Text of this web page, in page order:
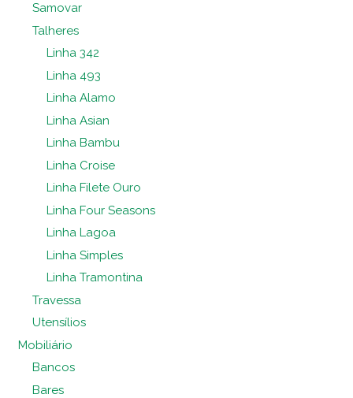
Samovar
Talheres
Linha 342
Linha 493
Linha Alamo
Linha Asian
Linha Bambu
Linha Croise
Linha Filete Ouro
Linha Four Seasons
Linha Lagoa
Linha Simples
Linha Tramontina
Travessa
Utensílios
Mobiliário
Bancos
Bares